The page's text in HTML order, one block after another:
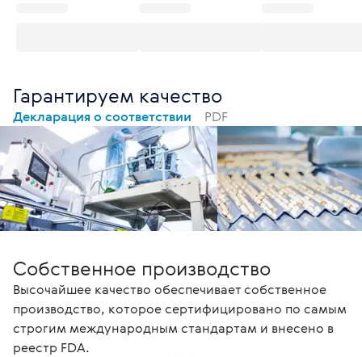
Гарантируем качество
Декларация о соответствии PDF
Собственное производство
Высочайшее качество обеспечивает собственное
производство, которое сертифицировано по самым
строгим международным стандартам и внесено в
реестр FDA.